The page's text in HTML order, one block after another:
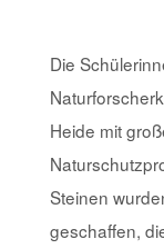
Die
Heide mit
Steinen
geschaffen,